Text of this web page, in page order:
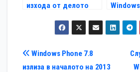
изхода от делото
Навигация
Windows Phone 7.8
излиза в началото на 2013